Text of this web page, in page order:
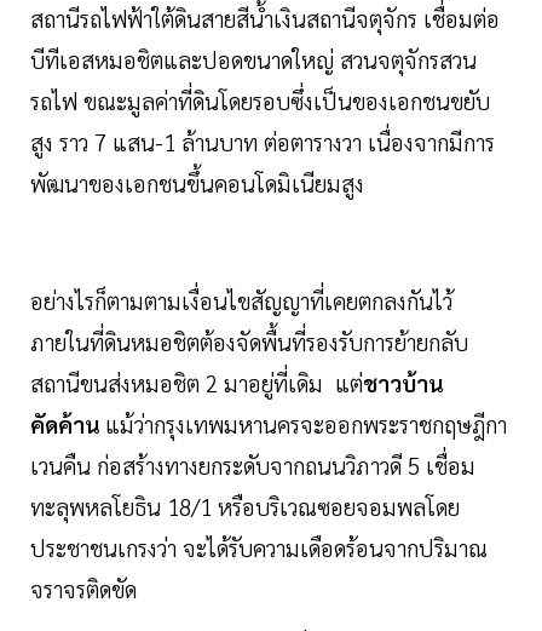
สถานีรถไฟฟ้าใต้ดินสายสีน้ำเงินสถานีจตุจักร เชื่อมต่อ
บีทีเอสหมอชิตและปอดขนาดใหญ่ สวนจตุจักรสวน
รถไฟ ขณะมูลค่าที่ดินโดยรอบซึ่งเป็นของเอกชนขยับ
สูง ราว 7 แสน-1 ล้านบาท ต่อตารางวา เนื่องจากมีการ
พัฒนาของเอกชนขึ้นคอนโดมิเนียมสูง
อย่างไรก็ตามตามเงื่อนไขสัญญาที่เคยตกลงกันไว้
ภายในที่ดินหมอชิตต้องจัดพื้นที่รองรับการย้ายกลับ
สถานีขนส่งหมอชิต 2 มาอยู่ที่เดิม แต่ชาวบ้าน
คัดค้าน แม้ว่ากรุงเทพมหานครจะออกพระราชกฤษฎีกา
เวนคืน ก่อสร้างทางยกระดับจากถนนวิภาวดี 5 เชื่อม
ทะลุพหลโยธิน 18/1 หรือบริเวณซอยจอมพลโดย
ประชาชนเกรงว่า จะได้รับความเดือดร้อนจากปริมาณ
จราจรติดขัด